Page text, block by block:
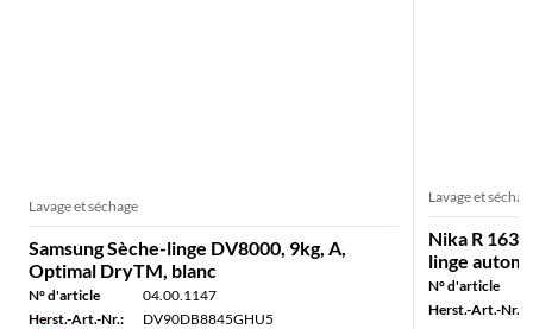
Lavage et séchage
Samsung Sèche-linge DV8000, 9kg, A,
Optimal DryTM, blanc
N° d'article
04.00.1147
Herst.-Art.-Nr.:
DV90DB8845GHU5
Lavage et
Nika R 163
linge
N° d'article
Herst.-Art.-Nr.: